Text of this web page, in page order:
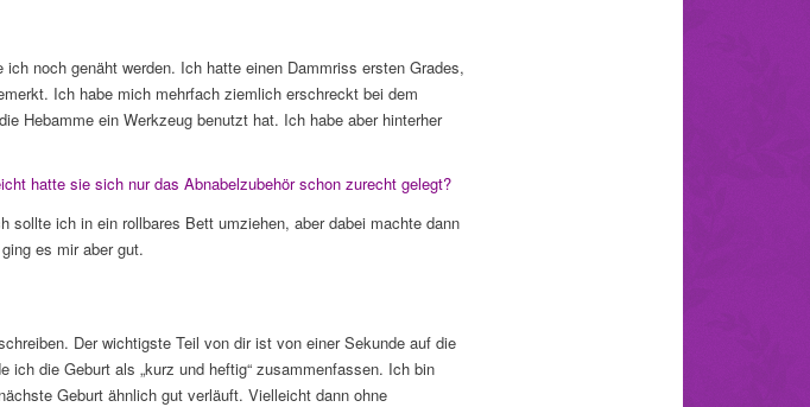
noch genäht werden. Ich hatte einen Dammriss ersten Grades,
Ich habe mich mehrfach ziemlich erschreckt bei dem
Hebamme ein Werkzeug benutzt hat. Ich habe aber hinterher
hatte sie sich nur das Abnabelzubehör schon zurecht gelegt?
sollte ich in ein rollbares Bett umziehen, aber dabei machte dann
es mir aber gut.
Der wichtigste Teil von dir ist von einer Sekunde auf die
die Geburt als „kurz und heftig“ zusammenfassen. Ich bin
Geburt ähnlich gut verläuft. Vielleicht dann ohne